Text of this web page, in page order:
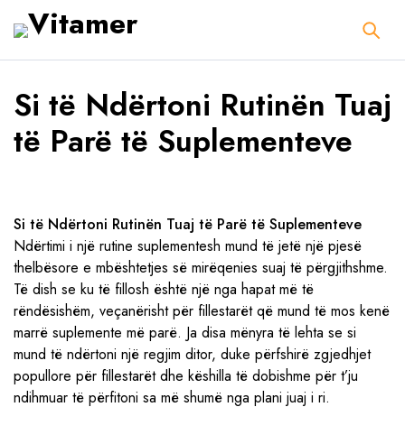
Si të Ndërtoni Rutinën Tuaj
të Parë të Suplementeve
Si të Ndërtoni Rutinën Tuaj të Parë të Suplementeve
Ndërtimi i një rutine suplementesh mund të jetë një pjesë
thelbësore e mbështetjes së mirëqenies suaj të përgjithshme.
Të dish se ku të fillosh është një nga hapat më të
rëndësishëm, veçanërisht për fillestarët që mund të mos kenë
marrë suplemente më parë. Ja disa mënyra të lehta se si
mund të ndërtoni një regjim ditor, duke përfshirë zgjedhjet
popullore për fillestarët dhe këshilla të dobishme për t’ju
ndihmuar të përfitoni sa më shumë nga plani juaj i ri.